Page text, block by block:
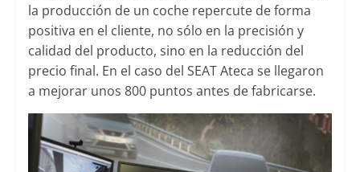
la producción de un coche repercute de forma
positiva en el cliente, no sólo en la precisión y
calidad del producto, sino en la reducción del
precio final. En el caso del SEAT Ateca se llegaron
a mejorar unos 800 puntos antes de fabricarse.